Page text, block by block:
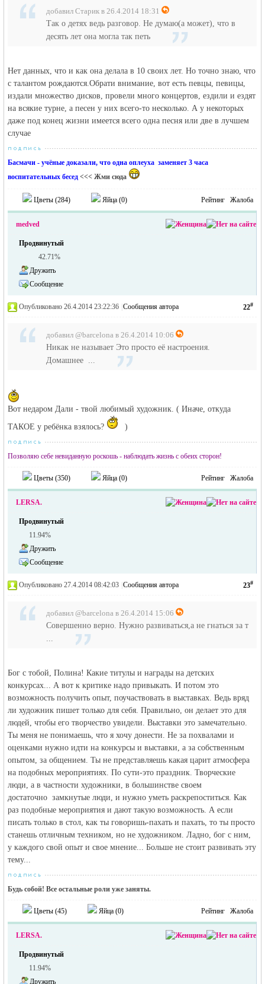
добавил Старик в 26.4.2014 18:31
Так о детях ведь разговор. Не думаю(а может), что в
десять лет она могла так петь
Нет данных, что и как она делала в 10 своих лет. Но точно знаю, что
с талантом рождаются.Обрати внимание, вот есть певцы, певицы,
издали множество дисков, провели много концертов, ездили и ездят
на всякие турне, а песен у них всего-то несколько. А у некоторых
даже под конец жизни имеется всего одна песня или две в лучшем
случае
Басмачи - учёные доказали, что одна оплеуха заменяет 3 часа
воспитательных бесед <<< Жми сюда
Цветы (284) Яйца (0) Рейтинг Жалоба
medved
Продвинутый
42.71%
Дружить
Сообщение
22#
Опубликовано 26.4.2014 23:22:36 Сообщения автора
добавил @barcelona в 26.4.2014 10:06
Никак не называет Это просто её настроения.
Домашнее ...
Вот недаром Дали - твой любимый художник. ( Иначе, откуда
ТАКОЕ у ребёнка взялось?
)
Позволяю себе невиданную роскошь - наблюдать жизнь с обеих сторон!
Цветы (350) Яйца (0) Рейтинг Жалоба
LERSA.
Продвинутый
11.94%
Дружить
Сообщение
23#
Опубликовано 27.4.2014 08:42:03 Сообщения автора
добавил @barcelona в 26.4.2014 15:06
Совершенно верно. Нужно развиваться,а не гнаться за т
...
Бог с тобой, Полина! Какие титулы и награды на детских
конкурсах... А вот к критике надо привыкать. И потом это
возможность получить опыт, поучаствовать в выставках. Ведь вряд
ли художник пишет только для себя. Правильно, он делает это для
людей, чтобы его творчество увидели. Выставки это замечательно.
Ты меня не понимаешь, что я хочу донести. Не за похвалами и
оценками нужно идти на конкурсы и выставки, а за собственным
опытом, за общением. Ты не представляешь какая царит атмосфера
на подобных мероприятиях. По сути-это праздник. Творческие
люди, а в частности художники, в большинстве своем
достаточно замкнутые люди, и нужно уметь раскрепоститься. Как
раз подобные мероприятия и дают такую возможность. А если
писать только в стол, как ты говоришь-пахать и пахать, то ты просто
станешь отличным техником, но не художником. Ладно, бог с ним,
у каждого свой опыт и свое мнение... Больше не стоит развивать эту
тему...
Будь собой! Все остальные роли уже заняты.
Цветы (45) Яйца (0) Рейтинг Жалоба
LERSA.
Продвинутый
11.94%
Дружить